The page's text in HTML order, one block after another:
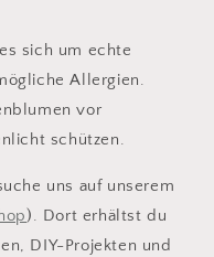
sich um echte
Allergien.
vor
schützen.
uns auf unserem
). Dort erhältst du
DIY-Projekten und